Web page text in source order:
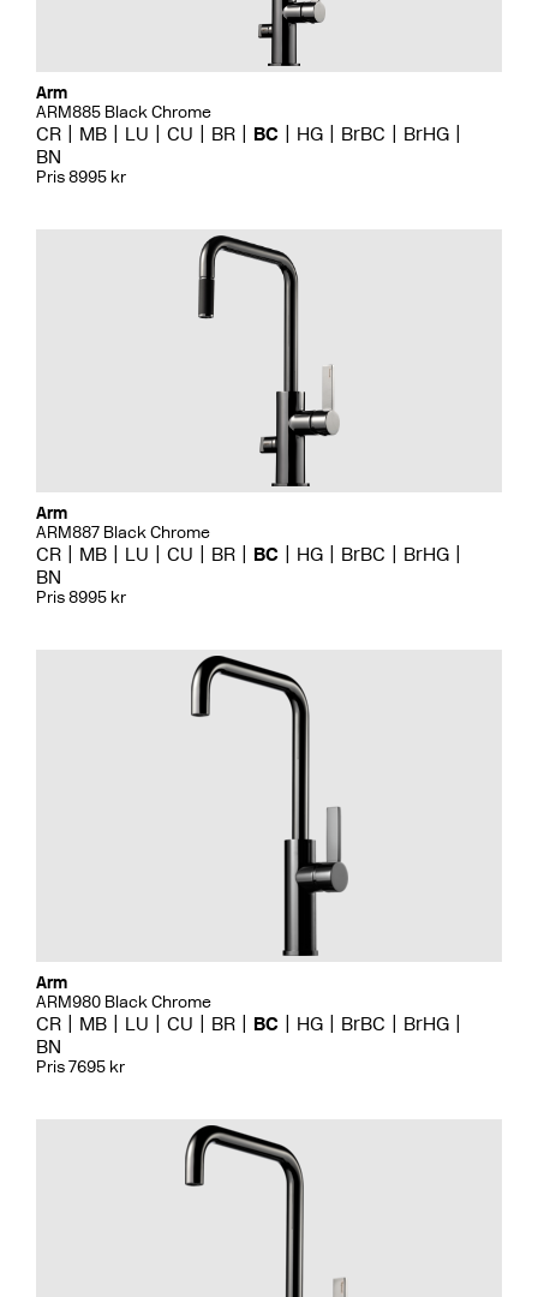
Arm
ARM885 Black Chrome
CR MB LU CU BR BC HG BrBC
BrHG
BN
Pris 8995 kr
Arm
ARM887 Black Chrome
CR MB LU CU BR BC HG BrBC
BrHG
BN
Pris 8995 kr
Arm
ARM980 Black Chrome
CR MB LU CU BR BC HG BrBC
BrHG
BN
Pris 7695 kr